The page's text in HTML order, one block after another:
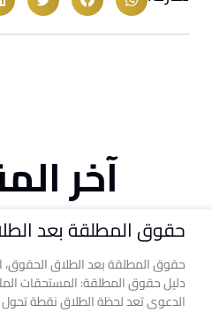
آخر
حقوق المطلقة بعد
حقوق المطلقة بعد الطلاق الحقوق،
دليل حقوق المطلقة: المستحقات
الدعوى تعد لحظة الطلاق نقطة